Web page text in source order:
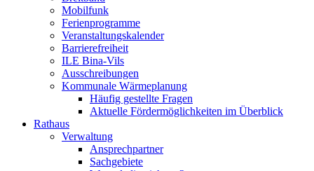
Mobilfunk
Ferienprogramme
Veranstaltungskalender
Barrierefreiheit
ILE Bina-Vils
Ausschreibungen
Kommunale Wärmeplanung
Häufig gestellte Fragen
Aktuelle Fördermöglichkeiten im Überblick
Rathaus
Verwaltung
Ansprechpartner
Sachgebiete